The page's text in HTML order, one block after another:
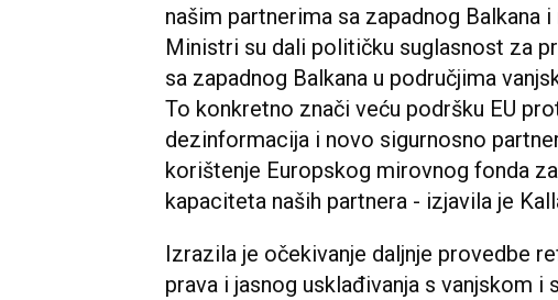
našim partnerima sa zapadnog Balkana
Ministri su dali političku suglasnost za
sa zapadnog Balkana u područjima
To konkretno znači veću podršku EU
dezinformacija i novo sigurnosno
korištenje Europskog mirovnog fonda
kapaciteta naših partnera - izjavila je
Izrazila je očekivanje daljnje provedbe
prava i jasnog usklađivanja s vanjskom